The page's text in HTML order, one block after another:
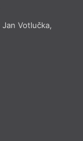
Jan Votlučka,